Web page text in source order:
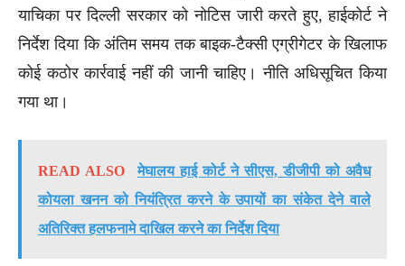
याचिका पर दिल्ली सरकार को नोटिस जारी करते हुए, हाईकोर्ट ने
निर्देश दिया कि अंतिम समय तक बाइक-टैक्सी एग्रीगेटर के खिलाफ
कोई कठोर कार्रवाई नहीं की जानी चाहिए। नीति अधिसूचित किया
गया था।
READ ALSO
मेघालय हाई कोर्ट ने सीएस, डीजीपी को अवैध
कोयला खनन को नियंत्रित करने के उपायों का संकेत देने वाले
अतिरिक्त हलफनामे दाखिल करने का निर्देश दिया